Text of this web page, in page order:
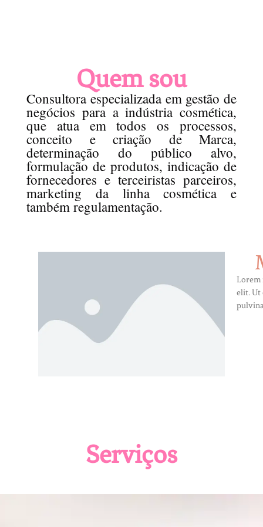
Quem sou
Consultora especializada em gestão de
negócios para a indústria cosmética,
que atua em todos os processos,
conceito e criação de Marca,
determinação do público alvo,
formulação de produtos, indicação de
fornecedores e terceiristas parceiros,
marketing da linha cosmética e
também regulamentação.
Lorem
elit. Ut
Serviços